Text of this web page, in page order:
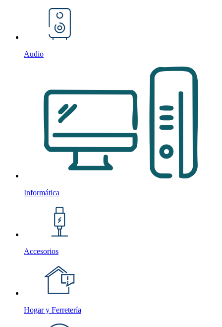
Audio
Informática
Accesorios
Hogar y Ferretería